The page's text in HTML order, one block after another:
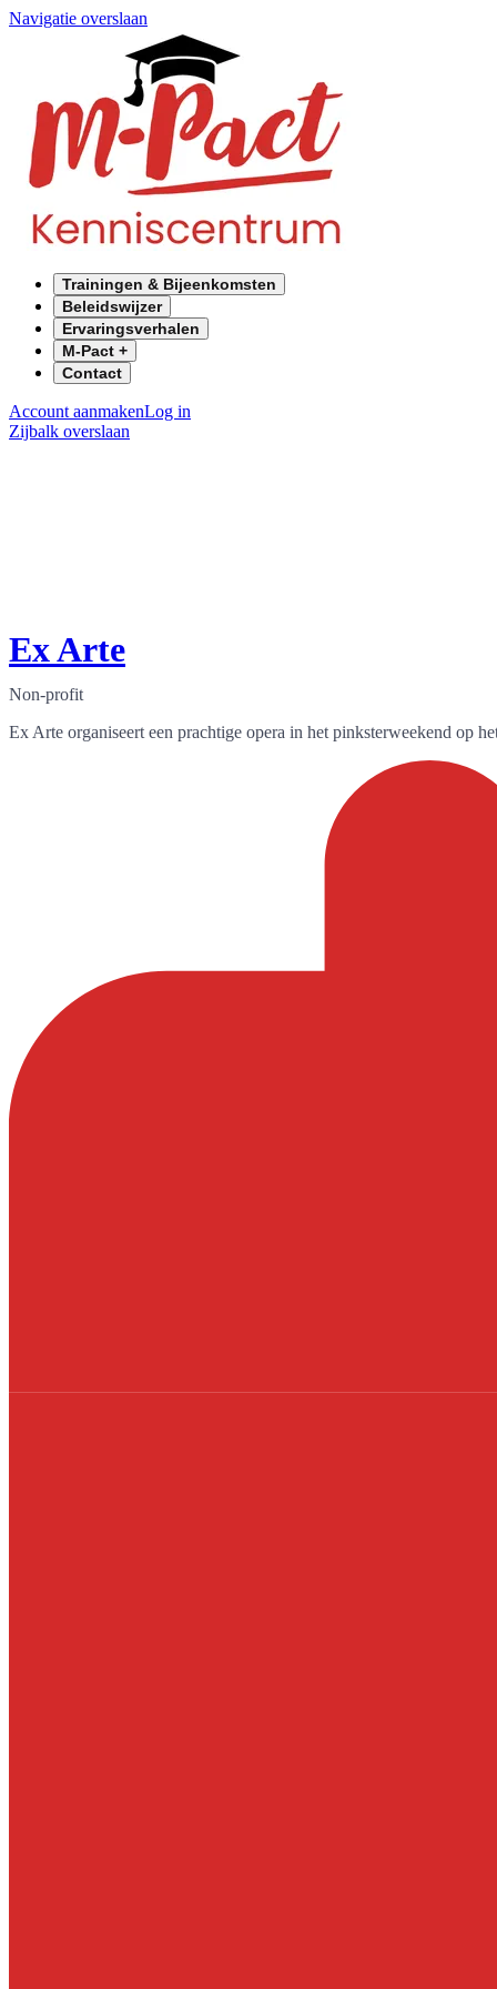
Navigatie overslaan
Trainingen & Bijeenkomsten
Beleidswijzer
Ervaringsverhalen
M-Pact +
Contact
Account aanmakenLog in
Zijbalk overslaan
Ex Arte
Non-profit
Ex Arte organiseert een prachtige opera in het pinksterweekend op